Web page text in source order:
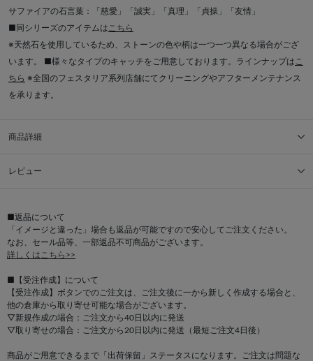
サファイアの石言葉：「慈愛」「誠実」「真理」「貞操」「友情」
■同シリーズのアイテムは こちら
※天然石を使用しているため、ストーンの色や柄は一つ一つ異なる場合がござ
います。 ■様々なタイプのキャッチをご用意しております。ラインナップは こ
ちら ※全国のフェスタリア系列店舗にてクリーニングやアフターメンテナンス
を承ります。
商品詳細
レビュー
■返品について
「イメージと違った」場合も返品が可能ですので安心してご注文ください。
なお、セール品等、一部返品不可商品がございます。
詳しくはこちら>>
■【受注作成】について
【受注作成】ボタンでのご注文は、ご注文後に一から新しく作成する場合と、
他の倉庫から取り寄せ可能な場合がございます。
▽新規作成の場合：ご注文から40日以内に発送
▽取り寄せの場合：ご注文から20日以内に発送（最短ご注文4日後）
商品がご用意できるまで「出荷保留」ステータスになります。ご注文は問題な